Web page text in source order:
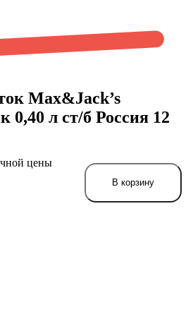
Max&Jack’s
0,40 л ст/б Россия 12
цены
В корзину